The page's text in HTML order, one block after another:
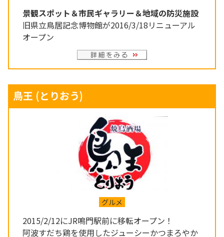
景観スポット＆市民ギャラリー＆地域の防災施設
旧県立鳥居記念博物館が2016/3/18リニューアル
オープン
鳥王 (とりおう)
グルメ
2015/2/12にJR鳴門駅前に移転オープン！
阿波すだち鶏を使用したジューシーかつまろやか